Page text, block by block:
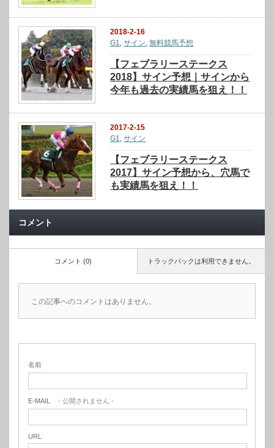
2018-2-16
G1,サイン,無料競馬予想
【フェブラリーステークス
2018】サイン予想｜サインから
今年も過去の実績馬を狙え！！
2017-2-15
G1,サイン
【フェブラリーステークス
2017】サイン予想から、穴馬で
も実績馬を狙え！！
コメント
トラックバックは利用できません。
コメント (0)
この記事へのコメントはありません。
名前
E-MAIL - 公開されません -
URL